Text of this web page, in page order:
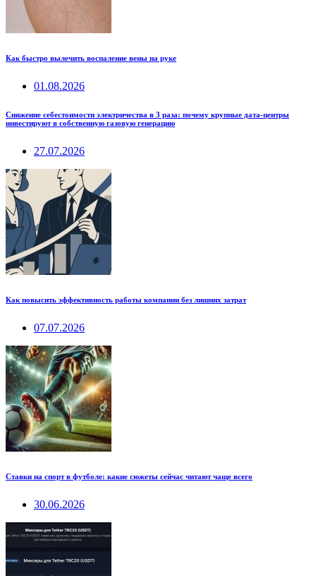
Как быстро вылечить воспаление вены на руке
01.08.2026
Снижение себестоимости электричества в 3 раза: почему крупные дата-центры
инвестируют в собственную газовую генерацию
27.07.2026
Как повысить эффективность работы компании без лишних затрат
07.07.2026
Ставки на спорт в футболе: какие сюжеты сейчас читают чаще всего
30.06.2026